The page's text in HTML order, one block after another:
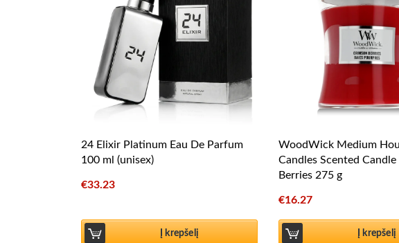
24 Elixir Platinum Eau De Parfum
100 ml (unisex)
€33.23
Į krepšelį
WoodWick Medium
Candles Scented
Berries 275 g
€16.27
Į krepšelį